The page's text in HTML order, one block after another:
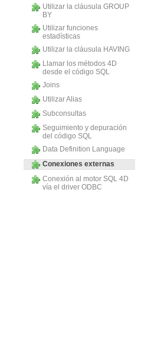
Utilizar la cláusula GROUP
BY
Utilizar funciones
estadísticas
Utilizar la cláusula HAVING
Llamar los métodos 4D
desde el código SQL
Joins
Utilizar Alias
Subconsultas
Seguimiento y depuración
del código SQL
Data Definition Language
Conexiones externas
Conexión al motor SQL 4D
vía el driver ODBC